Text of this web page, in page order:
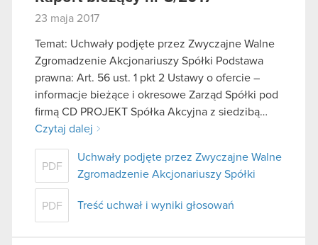
korzystanie z naszej witryny, zgadasz się na
używanie plików cookie.
23 maja 2017
Temat: Uchwały podjęte przez Zwyczajne Walne
Zgromadzenie Akcjonariuszy Spółki Podstawa
prawna: Art. 56 ust. 1 pkt 2 Ustawy o ofercie –
informacje bieżące i okresowe Zarząd Spółki pod
firmą CD PROJEKT Spółka Akcyjna z siedzibą…
Czytaj dalej
PDF
Uchwały podjęte przez Zwyczajne Walne
Zgromadzenie Akcjonariuszy Spółki
PDF Treść uchwał i wyniki głosowań